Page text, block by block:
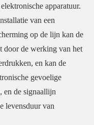
apparatuur.
van een
op de lijn kan de
door de werking van het
en kan de
gevoelige
en de signaallijn
levensduur van